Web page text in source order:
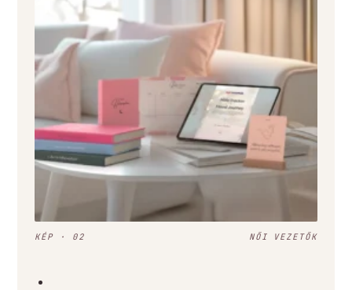
KÉP · 02 NŐI VEZETŐK